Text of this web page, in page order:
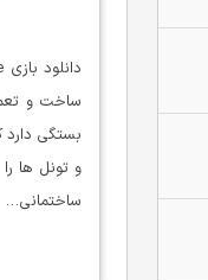
و تونل ها
ساختمانی…